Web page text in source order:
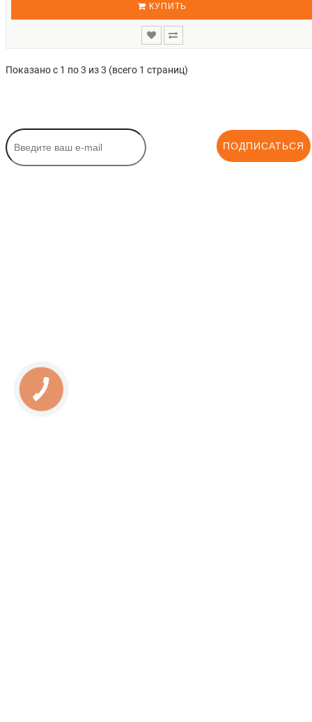
КУПИТЬ
Показано с 1 по 3 из 3 (всего 1 страниц)
ПОДПИСАТЬСЯ